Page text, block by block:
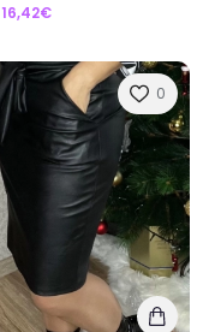
16,42€
0